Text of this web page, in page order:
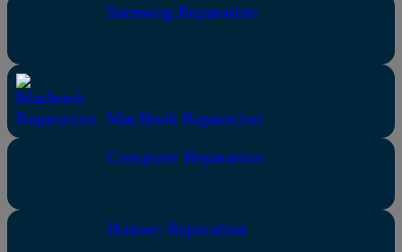
Samsung Reparation
MacBook Reparation
Computer Reparation
Huawei Reparation